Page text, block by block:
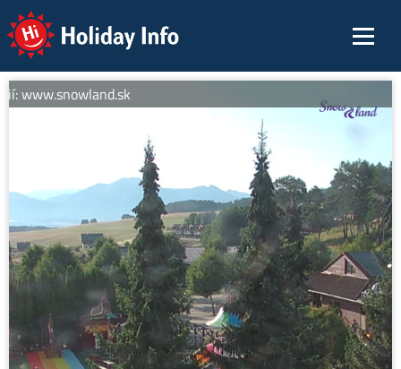
Holiday Info
www.snowland.sk